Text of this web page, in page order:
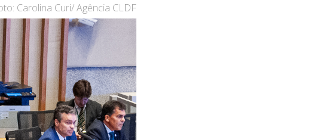
Carolina Curi/ Agência CLDF